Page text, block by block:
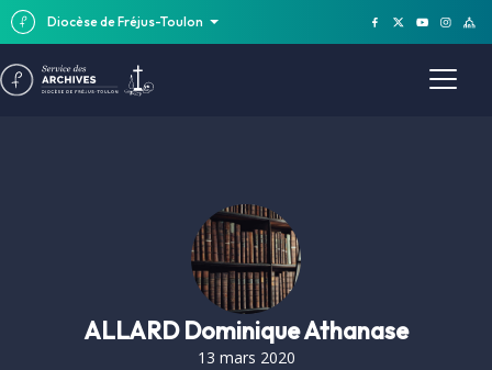
Diocèse de Fréjus-Toulon
ALLARD Dominique Athanase
13 mars 2020